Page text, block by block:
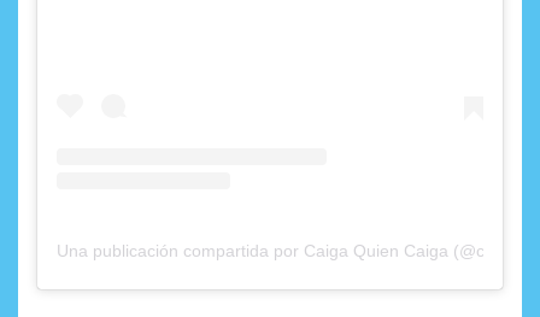
Una publicación compartida por Caiga Quien Caiga